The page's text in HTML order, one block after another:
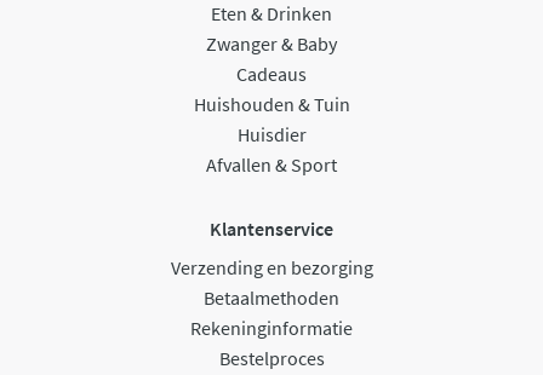
Eten & Drinken
Zwanger & Baby
Cadeaus
Huishouden & Tuin
Huisdier
Afvallen & Sport
Klantenservice
Verzending en bezorging
Betaalmethoden
Rekeninginformatie
Bestelproces